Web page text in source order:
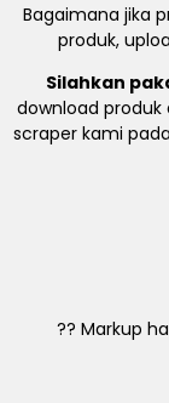
Bagaimana jika
produk,
Silahkan
download produk
scraper kami
?? Markup